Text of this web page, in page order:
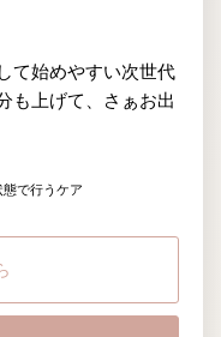
て始めやすい次世代
も上げて、さぁお出
で行うケア